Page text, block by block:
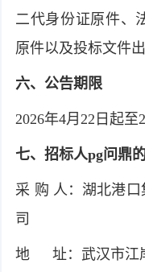
二代身份证原件、
原件以及投标文件
六、公告期限
2026年4月22日起至
七、招标人pg问鼎
采 购 人：湖北港
司
地 址：武汉市江